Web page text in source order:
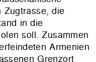
Zugtrasse, die
in die
soll. Zusammen
Armenien
Grenzort